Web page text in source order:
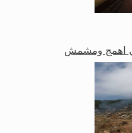
اهمج ومشمش